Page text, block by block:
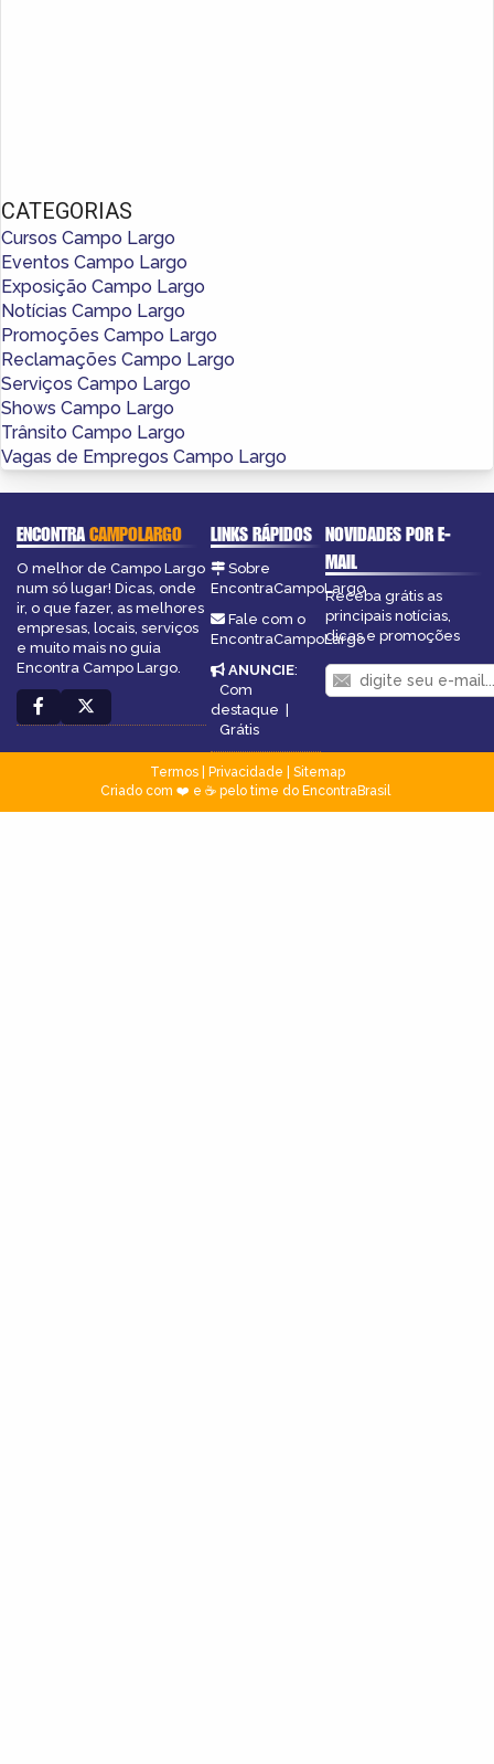
CATEGORIAS
Cursos Campo Largo
Eventos Campo Largo
Exposição Campo Largo
Notícias Campo Largo
Promoções Campo Largo
Reclamações Campo Largo
Serviços Campo Largo
Shows Campo Largo
Trânsito Campo Largo
Vagas de Empregos Campo Largo
ENCONTRACAMPOLARGO
O melhor de Campo Largo
num só lugar! Dicas, onde
ir, o que fazer, as melhores
empresas, locais, serviços
e muito mais no guia
Encontra Campo Largo.
LINKS RÁPIDOS
Sobre
EncontraCampoLargo
Fale com o
EncontraCampoLargo
ANUNCIE:
Com
destaque
Grátis
NOVIDADES POR E-
MAIL
Receba grátis as
principais notícias,
dicas e promoções
Termos| Privacidade
Sitemap
Criado com ❤️ e ☕ pelo time do EncontraBrasil